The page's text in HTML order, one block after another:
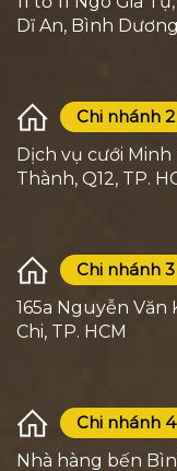
Dĩ An, Bình Dương
Chi nhánh 2
Dịch vụ cưới Minh
Thành, Q12, TP.
Chi nhánh 3
165a Nguyễn Văn
Chi, TP. HCM
Chi nhánh 4
Nhà hàng bến